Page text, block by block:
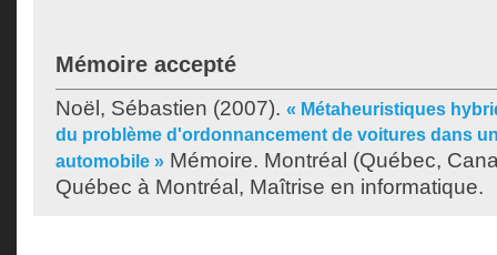
Mémoire accepté
Noël, Sébastien (2007). « Métaheuristiques
du problème d'ordonnancement de voitures dans
automobile » Mémoire. Montréal (Québec,
Québec à Montréal, Maîtrise en informatique.